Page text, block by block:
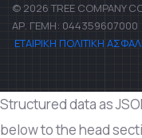
© 2026 TREE COMPANY
ΑΡ. ΓΕΜΗ: 044359607000
ΕΤΑΙΡΙΚΗ ΠΟΛΙΤΙΚΗ
Structured data as
below to the head